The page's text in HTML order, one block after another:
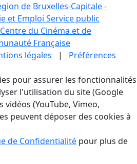
de Bruxelles-Capitale -
et Emploi Service public
Centre du Cinéma et de
Française
légales | Préférences
pour assurer les fonctionnalités
l'utilisation du site (Google
(YouTube, Vimeo,
peuvent déposer des cookies à
de Confidentialité pour plus de